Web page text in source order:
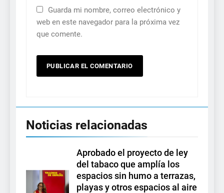
Guarda mi nombre, correo electrónico y
web en este navegador para la próxima vez
que comente.
Noticias relacionadas
Aprobado el proyecto de ley
del tabaco que amplía los
espacios sin humo a terrazas,
playas y otros espacios al aire